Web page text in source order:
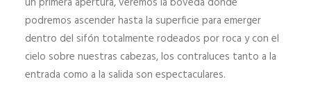
podremos ascender hasta la superficie para emerger
dentro del sifón totalmente rodeados por roca y con el
cielo sobre nuestras cabezas, los contraluces tanto a la
entrada como a la salida son espectaculares.